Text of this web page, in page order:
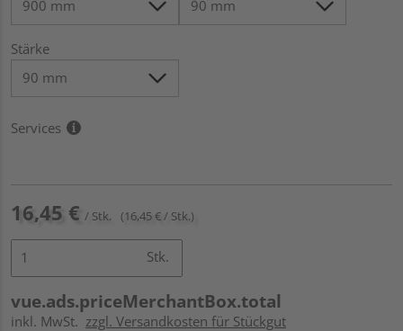
Stärke
Services
16,45 € / Stk. (16,45 € / Stk.)
Stk.
vue.ads.priceMerchantBox.total
inkl. MwSt. zzgl. Versandkosten für Stückgut